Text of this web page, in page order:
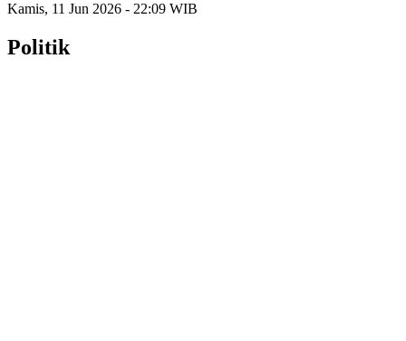
Kamis, 11 Jun 2026 - 22:09 WIB
Politik